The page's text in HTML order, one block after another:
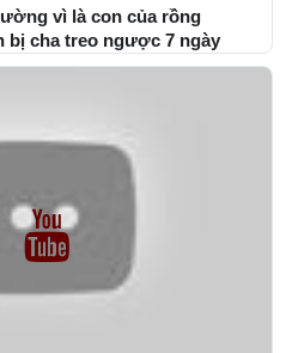
vì là con của rồng
bị cha treo ngược 7 ngày